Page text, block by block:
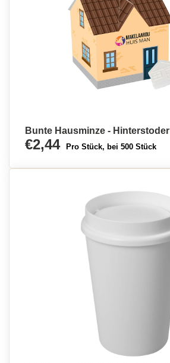
Bunte Hausminze - Hinterstoder
€2,44 Pro Stück, bei 500 Stück